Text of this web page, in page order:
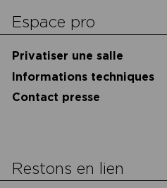
Espace pro
Privatiser une salle
Informations techniques
Contact presse
Restons en lien